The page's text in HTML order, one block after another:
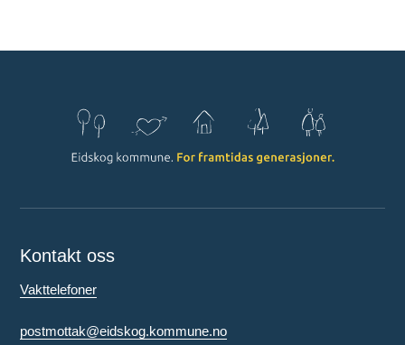
Kontakt oss
Vakttelefoner
postmottak@eidskog.kommune.no